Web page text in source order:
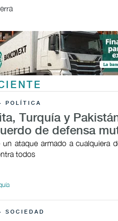
POLÍTICA
Turquía y
de defensa
un ataque armado a cualquiera
todos
SOCIEDAD